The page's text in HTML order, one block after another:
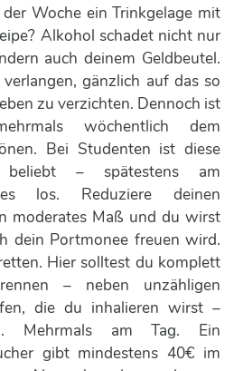
Woche ein Trinkgelage mit
Alkohol schadet nicht nur
auch deinem Geldbeutel.
gänzlich auf das so
zu verzichten. Dennoch ist
wöchentlich dem
Bei Studenten ist diese
beliebt – spätestens am
los. Reduziere deinen
moderates Maß und du wirst
dein Portmonee freuen wird.
Hier solltest du komplett
– neben unzähligen
die du inhalieren wirst –
Mehrmals am Tag. Ein
gibt mindestens 40€ im